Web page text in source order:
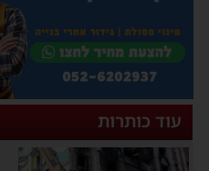
עוד כותרות